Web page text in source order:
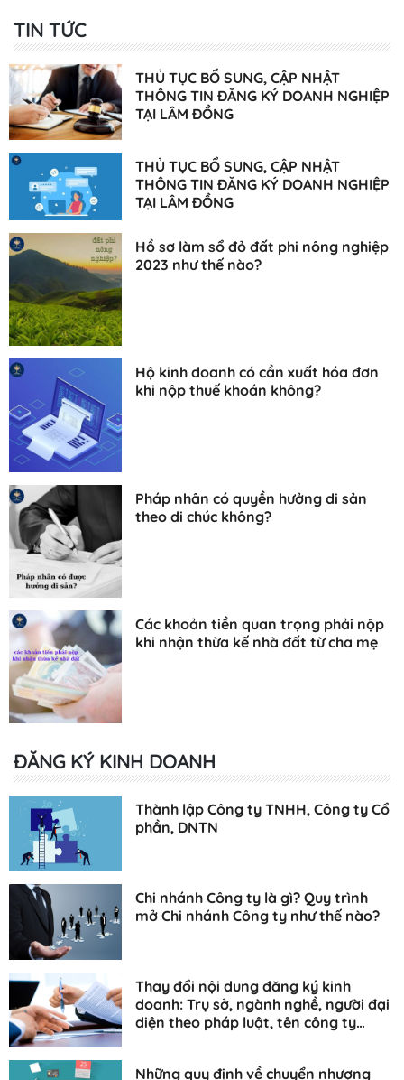
TIN TỨC
THỦ TỤC BỔ SUNG, CẬP NHẬT
THÔNG TIN ĐĂNG KÝ DOANH NGHIỆP
TẠI LÂM ĐỒNG
THỦ TỤC BỔ SUNG, CẬP NHẬT
THÔNG TIN ĐĂNG KÝ DOANH NGHIỆP
TẠI LÂM ĐỒNG
Hồ sơ làm sổ đỏ đất phi nông nghiệp
2023 như thế nào?
Hộ kinh doanh có cần xuất hóa đơn
khi nộp thuế khoán không?
Pháp nhân có quyền hưởng di sản
theo di chúc không?
Các khoản tiền quan trọng phải nộp
khi nhận thừa kế nhà đất từ cha mẹ
ĐĂNG KÝ KINH DOANH
Thành lập Công ty TNHH, Công ty Cổ
phần, DNTN
Chi nhánh Công ty là gì? Quy trình
mở Chi nhánh Công ty như thế nào?
Thay đổi nội dung đăng ký kinh
doanh: Trụ sở, ngành nghề, người đại
diện theo pháp luật, tên công ty…
Những quy định về chuyển nhượng